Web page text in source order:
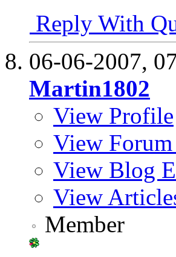
Reply With
06-06-2007,
Martin1802
View Profile
View Forum
View Blog
View
Member